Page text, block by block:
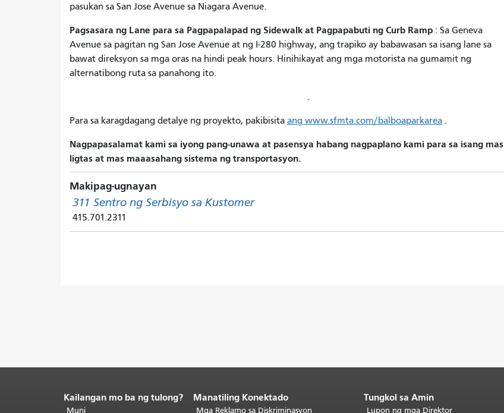
pasukan sa San Jose Avenue sa Niagara Avenue.
Pagsasara ng Lane para sa Pagpapalapad ng Sidewalk at Pagpapabuti ng Curb Ramp : Sa Geneva
Avenue sa pagitan ng San Jose Avenue at ng I-280 highway, ang trapiko ay babawasan sa isang lane sa
bawat direksyon sa mga oras na hindi peak hours. Hinihikayat ang mga motorista na gumamit ng
alternatibong ruta sa panahong ito.
.
Para sa karagdagang detalye ng proyekto, pakibisita ang www.sfmta.com/balboaparkarea .
Nagpapasalamat kami sa iyong pang-unawa at pasensya habang nagpaplano kami para sa isang mas
ligtas at mas maaasahang sistema ng transportasyon.
Makipag-ugnayan
311 Sentro ng Serbisyo sa Kustomer
415.701.2311
Katapusan
ng
Kailangan mo ba ng tulong?
Muni
Manatiling Konektado
Mga Reklamo sa Diskriminasyon
Tungkol sa Amin
Lupon ng mga Direktor